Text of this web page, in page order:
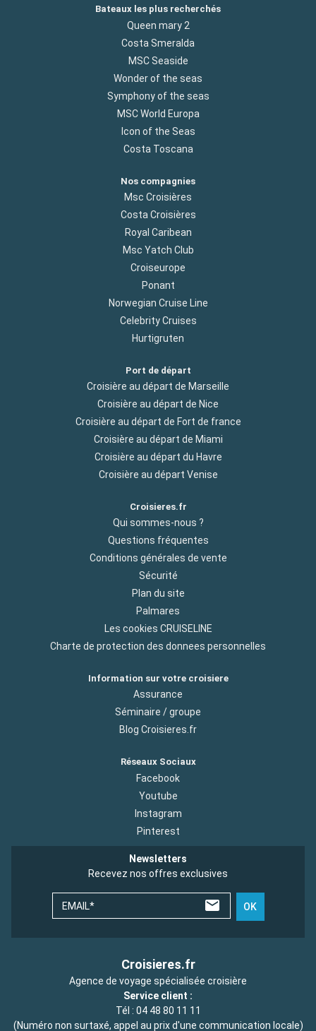
Bateaux les plus recherchés
Queen mary 2
Costa Smeralda
MSC Seaside
Wonder of the seas
Symphony of the seas
MSC World Europa
Icon of the Seas
Costa Toscana
Nos compagnies
Msc Croisières
Costa Croisières
Royal Caribean
Msc Yatch Club
Croiseurope
Ponant
Norwegian Cruise Line
Celebrity Cruises
Hurtigruten
Port de départ
Croisière au départ de Marseille
Croisière au départ de Nice
Croisière au départ de Fort de france
Croisière au départ de Miami
Croisière au départ du Havre
Croisière au départ Venise
Croisieres.fr
Qui sommes-nous ?
Questions fréquentes
Conditions générales de vente
Sécurité
Plan du site
Palmares
Les cookies CRUISELINE
Charte de protection des donnees personnelles
Information sur votre croisiere
Assurance
Séminaire / groupe
Blog Croisieres.fr
Réseaux Sociaux
Facebook
Youtube
Instagram
Pinterest
Newsletters
Recevez nos offres exclusives
EMAIL* OK
Croisieres.fr
Agence de voyage spécialisée croisière
Service client :
Tél : 04 48 80 11 11
(Numéro non surtaxé, appel au prix d'une communication locale)